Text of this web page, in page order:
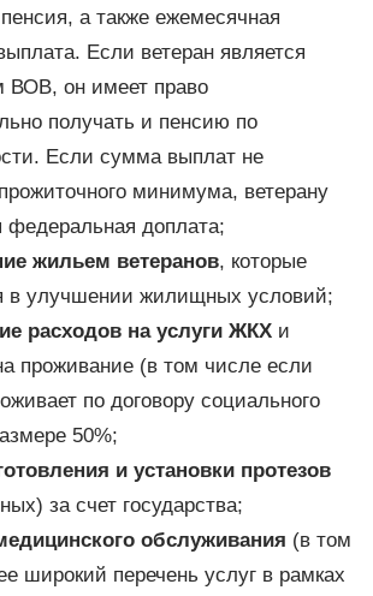
а также ежемесячная
Если ветеран является
ВОВ, он имеет право
получать и пенсию по
Если сумма выплат не
минимума, ветерану
федеральная доплата;
жильем ветеранов, которые
в улучшении жилищных условий;
расходов на услуги ЖКХи
проживание (в том числе если
по договору социального
50%;
и установки протезов
за счет государства;
обслуживания (в том
широкий перечень услуг в рамках